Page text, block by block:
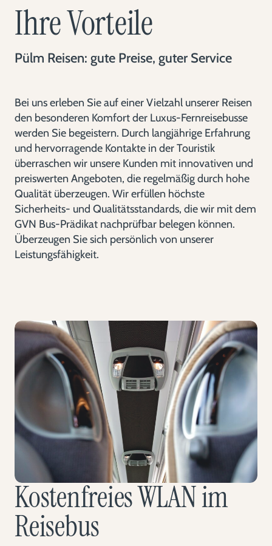
Ihre Vorteile
Pülm Reisen: gute Preise, guter Service
Bei uns erleben Sie auf einer Vielzahl unserer Reisen
den besonderen Komfort der Luxus-Fernreisebusse
werden Sie begeistern. Durch langjährige Erfahrung
und hervorragende Kontakte in der Touristik
überraschen wir unsere Kunden mit innovativen und
preiswerten Angeboten, die regelmäßig durch hohe
Qualität überzeugen. Wir erfüllen höchste
Sicherheits- und Qualitätsstandards, die wir mit dem
GVN Bus-Prädikat nachprüfbar belegen können.
Überzeugen Sie sich persönlich von unserer
Leistungsfähigkeit.
Kostenfreies WLAN im
Reisebus